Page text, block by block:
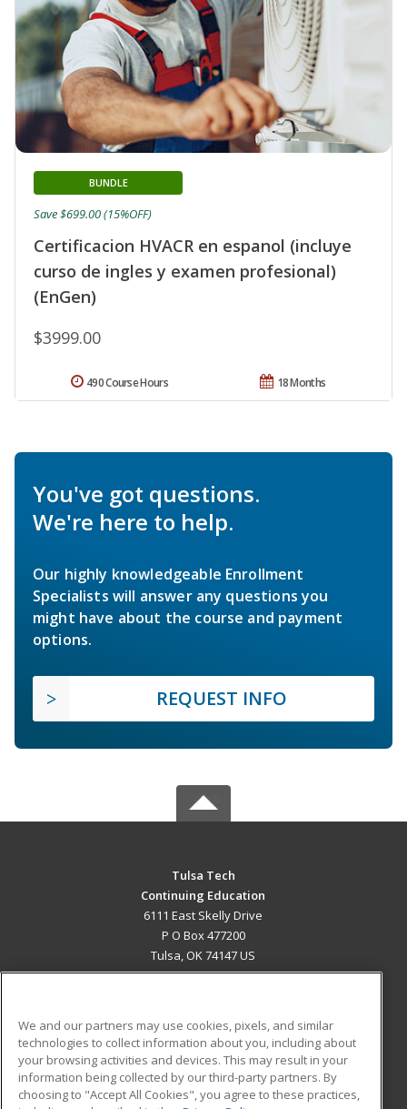
Certificacion HVACR en espanol (incluye
curso de ingles y examen profesional)
(EnGen)
BUNDLE
$3999.00
Save $699.00 (15%OFF)
18 Months
490 Course Hours
You've got questions.
We're here to help.
Our highly knowledgeable Enrollment
Specialists will answer any questions you
might have about the course and payment
options.
REQUEST INFO
Tulsa Tech
Continuing Education
6111 East Skelly Drive
P O Box 477200
Tulsa, OK 74147 US
ADDITIONAL RESOURCES
Military
Financial Assistance
Student Blog
We and our partners may use cookies, pixels, and similar
technologies to collect information about you, including about
your browsing activities and devices. This may result in your
information being collected by our third-party partners. By
choosing to "Accept All Cookies", you agree to these practices,